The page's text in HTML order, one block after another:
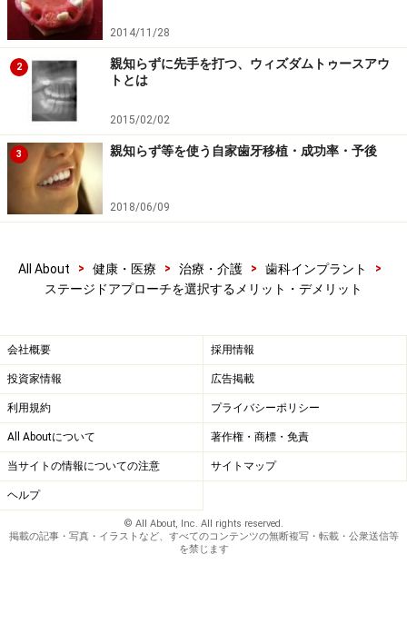
※当サイトにおける医師・医療従事者等による情報の提供は、診
断・治療行為ではありません。診断・治療を必要とする方は、適
切な医療機関での受診をおすすめいたします。記事内容は執筆者
個人の見解によるものであり、全ての方への有効性を保証するも
のではありません。当サイトで提供する情報に基づいて被ったい
かなる損害についても、当社、各ガイド、その他当社と契約した
情報提供者は一切の責任を負いかねます。
免責事項
2014/11/28
2
親知らずに先手を打つ、ウィズダムトゥースアウ
トとは
2015/02/02
3 親知らず等を使う自家歯牙移植・成功率・予後
2018/06/09
All About > 健康・医療 > 治療・介護 > 歯科インプラント
>
ステージドアプローチを選択するメリット・デメリット
会社概要 採用情報
投資家情報 広告掲載
利用規約 プライバシーポリシー
All Aboutについて 著作権・商標・免責
当サイトの情報についての注意 サイトマップ
ヘルプ
© All About, Inc. All rights reserved.
掲載の記事・写真・イラストなど、すべてのコンテンツの無断複写・転載・公衆送信等
を禁じます